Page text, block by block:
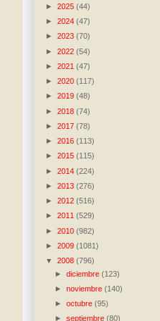
► 2025 (44)
► 2024 (47)
► 2023 (70)
► 2022 (54)
► 2021 (47)
► 2020 (117)
► 2019 (48)
► 2018 (74)
► 2017 (78)
► 2016 (113)
► 2015 (115)
► 2014 (224)
► 2013 (276)
► 2012 (516)
► 2011 (529)
► 2010 (982)
► 2009 (1081)
▼ 2008 (796)
►diciembre(123)
►noviembre(140)
►octubre(95)
►septiembre(80)